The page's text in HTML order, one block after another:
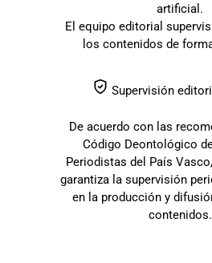
artificial.
El equipo editorial
los contenidos de
Supervisión
De acuerdo con las
Código Deontológico
Periodistas del País
garantiza la supervisión
en la producción y
contenidos.